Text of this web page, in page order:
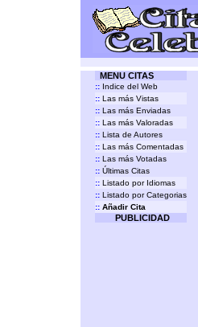
MENU CITAS
:: Indice del Web
:: Las más Vistas
:: Las más Enviadas
:: Las más Valoradas
:: Lista de Autores
:: Las más Comentadas
:: Las más Votadas
:: Últimas Citas
:: Listado por Idiomas
:: Listado por Categorias
:: Añadir Cita
PUBLICIDAD